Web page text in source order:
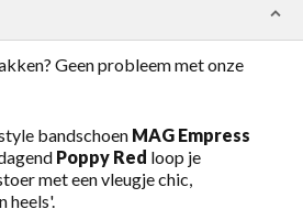
Geen probleem met onze
bandschoen MAG Empress
Poppy Red loop je
met een vleugje chic,
heels'.